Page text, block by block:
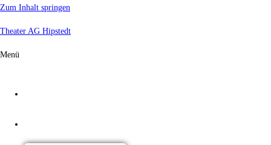
Zum Inhalt springen
Theater AG Hipstedt
Menü